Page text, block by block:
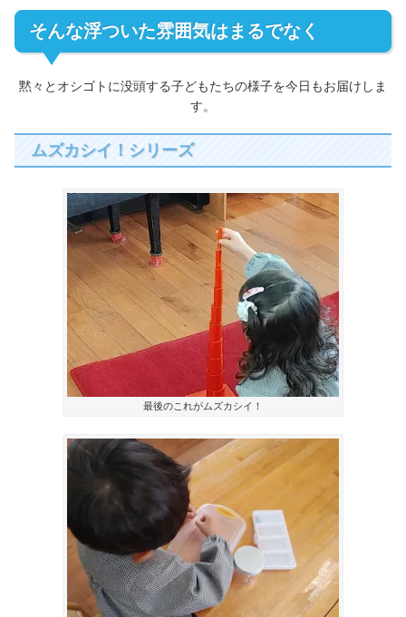
そんな浮ついた雰囲気はまるでなく
黙々とオシゴトに没頭する子どもたちの様子を今日もお届けしま
す。
ムズカシイ！シリーズ
最後のこれがムズカシイ！